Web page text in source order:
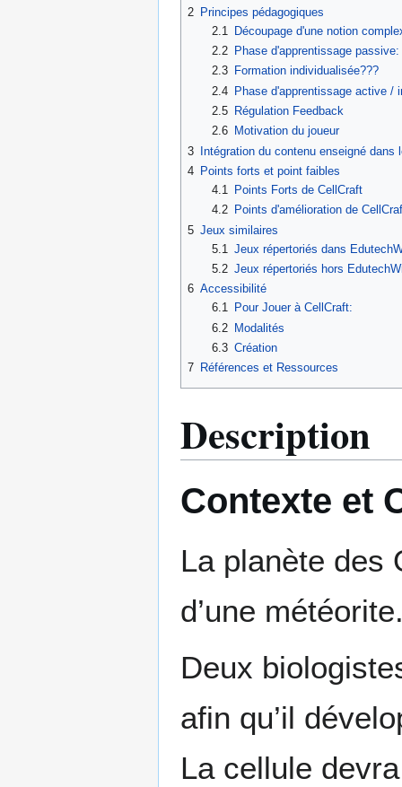
2 Principes pédagogiques
2.1
Découpage d'une notion
2.2
Phase d'apprentissage passive:
2.3
Formation individualisée???
2.4 Phase d'apprentissage active /
2.5
Régulation Feedback
2.6
Motivation du joueur
3 Intégration du contenu enseigné dans
4 Points forts et point faibles
4.1
Points Forts de CellCraft
4.2
Points d'amélioration de
5 Jeux similaires
5.1 Jeux répertoriés dans
5.2 Jeux répertoriés hors
6 Accessibilité
6.1
Pour Jouer à CellCraft:
6.2 Modalités
6.3 Création
7 Références et Ressources
Description
Contexte et
La planète des
d’une
Deux
afin qu’il
La cellule